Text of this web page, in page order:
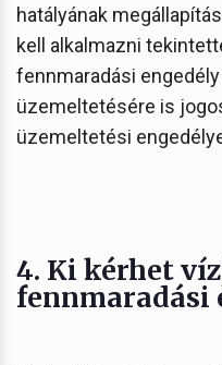
hatályának
kell alkalmazni
fennmaradási
üzemeltetésére is
üzemeltetési
4. Ki kérhet
fennmaradási